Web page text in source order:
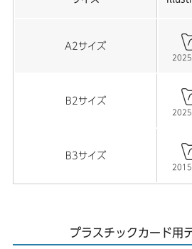
A2サイズ
B2サイズ
B3サイズ
プラスチックカード用